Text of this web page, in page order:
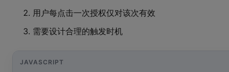
用户每点击一次授权仅对该次有效
需要设计合理的触发时机
JAVASCRIPT